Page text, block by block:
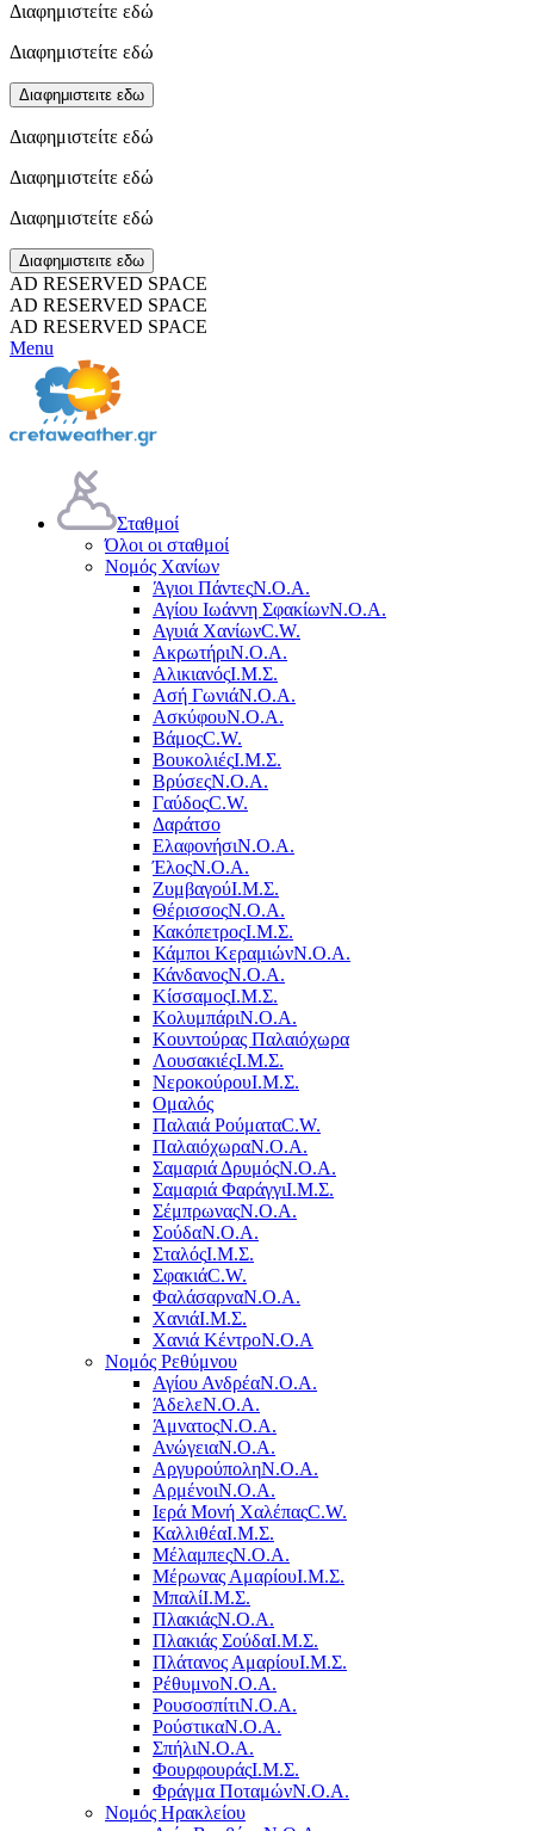
Διαφημιστείτε εδώ
Διαφημιστείτε εδώ
Διαφημιστειτε εδω
Διαφημιστείτε εδώ
Διαφημιστείτε εδώ
Διαφημιστείτε εδώ
Διαφημιστειτε εδω
AD RESERVED SPACE
AD RESERVED SPACE
AD RESERVED SPACE
Menu
Σταθμοί
Όλοι οι σταθμοί
Νομός Χανίων
Άγιοι ΠάντεςΝ.Ο.Α.
Αγίου Ιωάννη ΣφακίωνΝ.Ο.Α.
Αγυιά ΧανίωνC.W.
ΑκρωτήριΝ.Ο.Α.
ΑλικιανόςΙ.Μ.Σ.
Ασή ΓωνιάΝ.Ο.Α.
ΑσκύφουΝ.Ο.Α.
ΒάμοςC.W.
ΒουκολιέςΙ.Μ.Σ.
ΒρύσεςΝ.Ο.Α.
ΓαύδοςC.W.
Δαράτσο
ΕλαφονήσιΝ.Ο.Α.
ΈλοςΝ.Ο.Α.
ΖυμβαγούΙ.Μ.Σ.
ΘέρισσοςΝ.Ο.Α.
ΚακόπετροςΙ.Μ.Σ.
Κάμποι ΚεραμιώνΝ.Ο.Α.
ΚάνδανοςΝ.Ο.Α.
ΚίσσαμοςΙ.Μ.Σ.
ΚολυμπάριΝ.Ο.Α.
Κουντούρας Παλαιόχωρα
ΛουσακιέςΙ.Μ.Σ.
ΝεροκούρουΙ.Μ.Σ.
Ομαλός
Παλαιά ΡούματαC.W.
ΠαλαιόχωραΝ.Ο.Α.
Σαμαριά ΔρυμόςΝ.Ο.Α.
Σαμαριά ΦαράγγιΙ.Μ.Σ.
ΣέμπρωναςΝ.Ο.Α.
ΣούδαΝ.Ο.Α.
ΣταλόςΙ.Μ.Σ.
ΣφακιάC.W.
ΦαλάσαρναΝ.Ο.Α.
ΧανιάΙ.Μ.Σ.
Χανιά ΚέντροN.O.A
Νομός Ρεθύμνου
Αγίου ΑνδρέαΝ.Ο.Α.
ΆδελεΝ.Ο.Α.
ΆμνατοςΝ.Ο.Α.
ΑνώγειαΝ.Ο.Α.
ΑργυρούποληΝ.Ο.Α.
ΑρμένοιΝ.Ο.Α.
Ιερά Μονή ΧαλέπαςC.W.
ΚαλλιθέαΙ.Μ.Σ.
ΜέλαμπεςΝ.Ο.Α.
Μέρωνας ΑμαρίουΙ.Μ.Σ.
ΜπαλίΙ.Μ.Σ.
ΠλακιάςΝ.Ο.Α.
Πλακιάς ΣούδαΙ.Μ.Σ.
Πλάτανος ΑμαρίουΙ.Μ.Σ.
ΡέθυμνοΝ.Ο.Α.
ΡουσοσπίτιΝ.Ο.Α.
ΡούστικαΝ.Ο.Α.
ΣπήλιΝ.Ο.Α.
ΦουρφουράςΙ.Μ.Σ.
Φράγμα ΠοταμώνΝ.Ο.Α.
Νομός Ηρακλείου